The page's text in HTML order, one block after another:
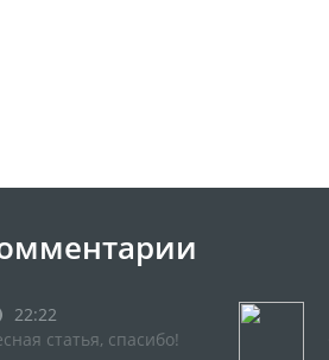
22:22
статья, спасибо!